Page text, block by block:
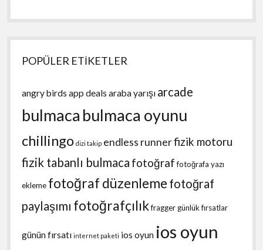
POPÜLER ETİKETLER
angry birds app deals araba yarışı arcade
bulmaca bulmaca oyunu
chillingo dizi takip endless runnerfizik motoru
fizik tabanlı bulmaca fotoğraf fotoğrafa yazı
ekleme fotoğraf düzenleme fotoğraf
paylaşımı fotoğrafçılıkfraggergünlük fırsatlar
günün fırsatı internet paketi ios oyun ios oyun